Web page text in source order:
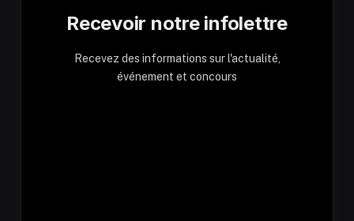
Recevoir notre infolettre
Recevez des informations sur l'actualité,
événement et concours